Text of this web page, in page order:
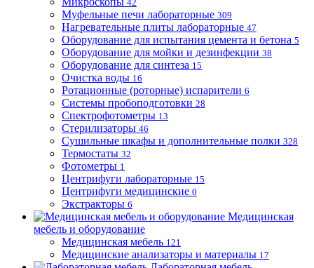
42
Муфельные печи лабораторные 309
Нагревательные плиты лабораторные 47
Оборудование для испытания цемента и бетона 5
Оборудование для мойки и дезинфекции 38
Оборудование для синтеза 15
Очистка воды 16
Ротационные (роторные) испарители 6
Системы пробоподготовки 28
Спектрофотометры 13
Стерилизаторы 46
Сушильные шкафы и дополнительные полки 328
Термостаты 32
Фотометры 1
Центрифуги лабораторные 15
Центрифуги медицинские 0
Экстракторы 6
Медицинская
мебель и оборудование
Медицинская мебель 121
Медицинские анализаторы и материалы 17